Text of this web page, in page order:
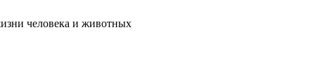
человека и животных